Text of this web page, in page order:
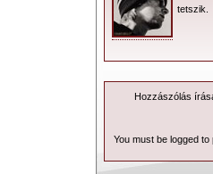
tetszik.
Hozzászólás
You must be logged